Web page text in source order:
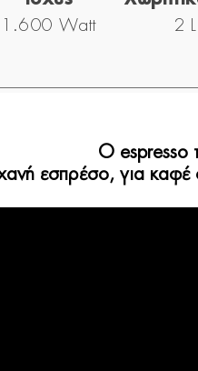
1.600 Watt
2 L
Ο espresso
εσπρέσο, για